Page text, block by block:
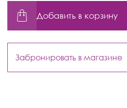
Добавить в корзину
Забронировать в магазине